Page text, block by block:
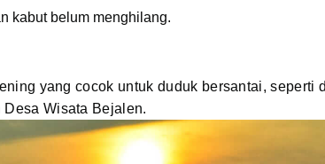
kabut belum menghilang.
yang cocok untuk duduk bersantai, seperti
Wisata Bejalen.